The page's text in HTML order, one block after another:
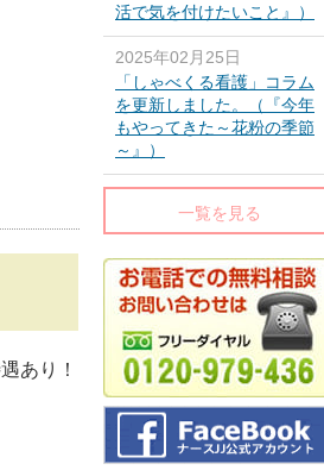
あり！
活で気を付けたいこと』）
2025年02月25日
「しゃべくる看護」コラム
を更新しました。（『今年
もやってきた～花粉の季節
～』）
一覧を見る